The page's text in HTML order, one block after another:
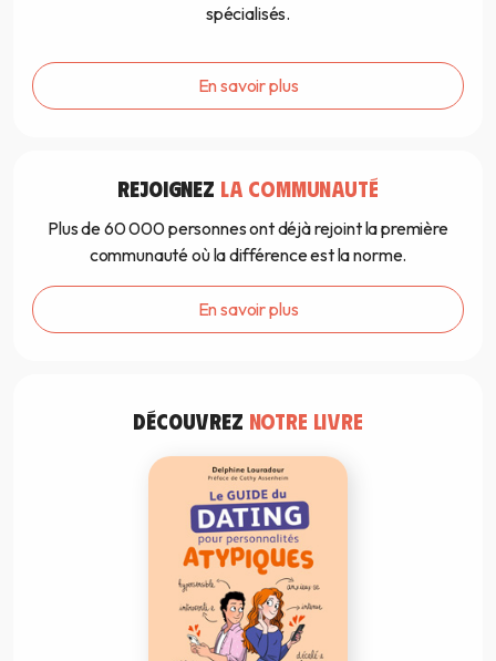
spécialisés.
En savoir plus
REJOIGNEZ LA COMMUNAUTÉ
Plus de 60 000 personnes ont déjà rejoint la première
communauté où la différence est la norme.
En savoir plus
DÉCOUVREZ NOTRE LIVRE